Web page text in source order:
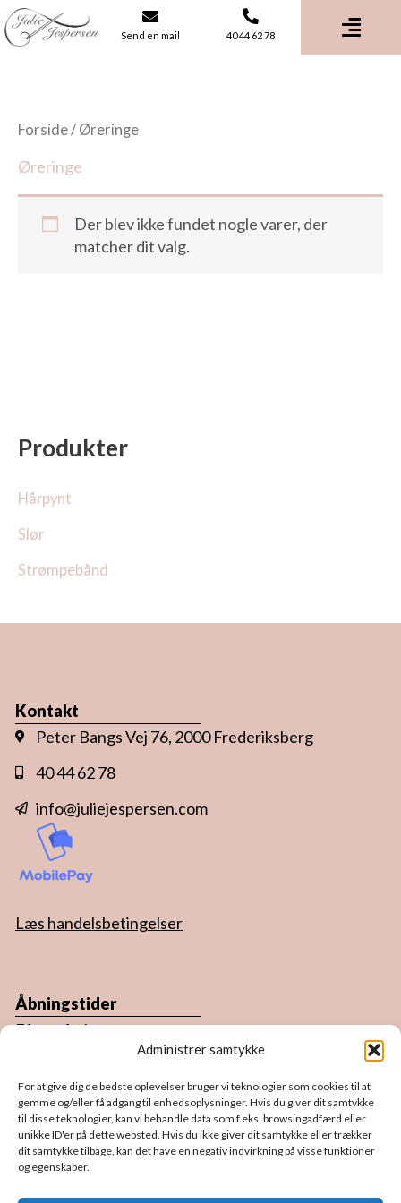
Administrer samtykke
For at give dig de bedste oplevelser bruger vi teknologier som cookies til at
gemme og/eller få adgang til enhedsoplysninger. Hvis du giver dit samtykke
til disse teknologier, kan vi behandle data som f.eks. browsingadfærd eller
unikke ID'er på dette websted. Hvis du ikke giver dit samtykke eller trækker
dit samtykke tilbage, kan det have en negativ indvirkning på visse funktioner
og egenskaber.
Gå
til
Send en mail 40 44 62 78
Produkter
Hårpynt
Slør
Strømpebånd
Forside/ Øreringe
Øreringe
Der blev ikke fundet nogle varer, der
matcher dit valg.
Kontakt
Peter Bangs Vej 76, 2000 Frederiksberg
40 44 62 78
info@juliejespersen.com
Læs handelsbetingelser
Åbningstider
Efter aftale.
Du er altid velkommen forbi atelieret.
Book en tid ved enten at ringe eller send en
sms/email, så finder vi en tid til dig.